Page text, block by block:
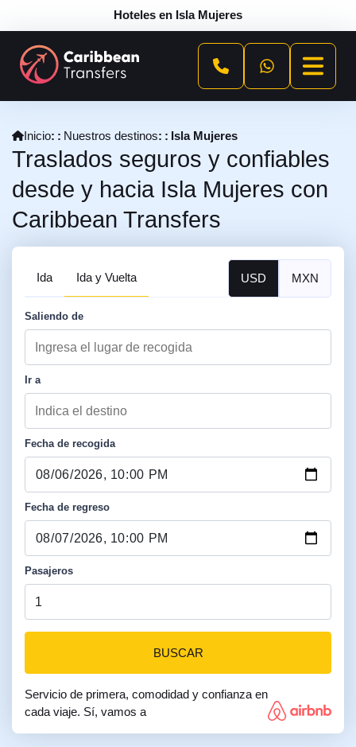
Hoteles en Isla Mujeres
Inicio Nuestros destinos Isla Mujeres
Traslados seguros y confiables
desde y hacia Isla Mujeres con
Caribbean Transfers
Ida Ida y Vuelta USD MXN
Saliendo de
Ir a
Fecha de recogida
Fecha de regreso
Pasajeros
BUSCAR
Servicio de primera, comodidad y confianza en
cada viaje. Sí, vamos a